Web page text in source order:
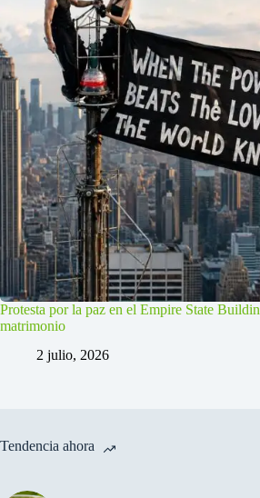
Protesta por la paz en el Empire State
matrimonio
2 julio, 2026
Tendencia ahora